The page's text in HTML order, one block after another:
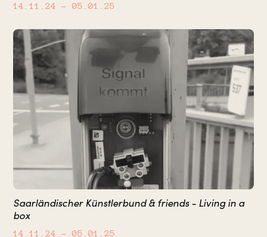
14.11.24 – 05.01.25
Saarländischer Künstlerbund & friends - Living in a
box
14.11.24 – 05.01.25